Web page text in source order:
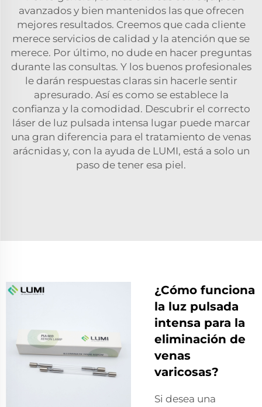
avanzados y bien mantenidos las que ofrecen
mejores resultados. Creemos que cada cliente
merece servicios de calidad y la atención que se
merece. Por último, no dude en hacer preguntas
durante las consultas. Y los buenos profesionales
le darán respuestas claras sin hacerle sentir
apresurado. Así es como se establece la
confianza y la comodidad. Descubrir el correcto
láser de luz pulsada intensa lugar puede marcar
una gran diferencia para el tratamiento de venas
arácnidas y, con la ayuda de LUMI, está a solo un
paso de tener esa piel.
¿Cómo funciona
la luz pulsada
intensa para la
eliminación de
venas
varicosas?
Si desea una